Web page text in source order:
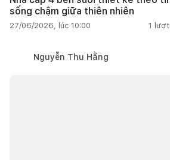
sống chậm giữa thiên nhiên
27/06/2026, lúc 10:00 1
Nguyễn Thu Hằng